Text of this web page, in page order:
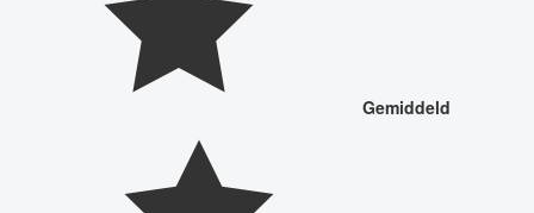
Gemiddeld